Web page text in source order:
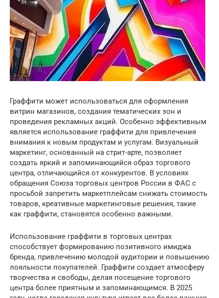
Граффити может использоваться для оформления
витрин магазинов, создания тематических зон и
проведения рекламных акций. Особенно эффективным
является использование граффити для привлечения
внимания к новым продуктам и услугам. Визуальный
маркетинг, основанный на стрит-арте, позволяет
создать яркий и запоминающийся образ торгового
центра, отличающийся от конкурентов. В условиях
обращения Союза торговых центров России в ФАС с
просьбой запретить маркетплейсам снижать стоимость
товаров, креативные маркетинговые решения, такие
как граффити, становятся особенно важными.
Использование граффити в торговых центрах
способствует формированию позитивного имиджа
бренда, привлечению молодой аудитории и повышению
лояльности покупателей. Граффити создает атмосферу
творчества и свободы, делая посещение торгового
центра более приятным и запоминающимся. В 2025